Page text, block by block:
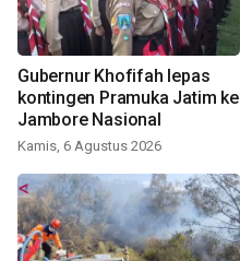
Gubernur Khofifah lepas
kontingen Pramuka Jatim ke
Jambore Nasional
Kamis, 6 Agustus 2026